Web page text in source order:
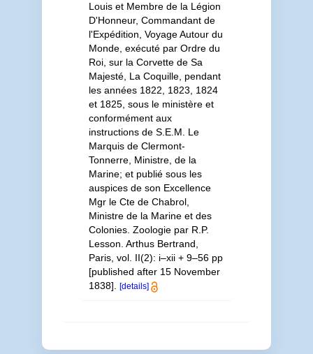
Louis et Membre de la Légion
D'Honneur, Commandant de
l'Expédition, Voyage Autour du
Monde, exécuté par Ordre du
Roi, sur la Corvette de Sa
Majesté, La Coquille, pendant
les années 1822, 1823, 1824
et 1825, sous le ministère et
conformément aux
instructions de S.E.M. Le
Marquis de Clermont-
Tonnerre, Ministre, de la
Marine; et publié sous les
auspices de son Excellence
Mgr le Cte de Chabrol,
Ministre de la Marine et des
Colonies. Zoologie par R.P.
Lesson. Arthus Bertrand,
Paris, vol. II(2): i–xii + 9–56 pp
[published after 15 November
1838].
[details]